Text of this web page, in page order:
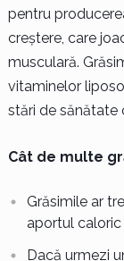
pentru
creștere, care
musculară.
vitaminelor
stări de sănătate
Cât de multe
Grăsimile ar
aportul
Dacă urmezi